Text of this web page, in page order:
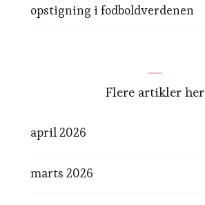
opstigning i fodboldverdenen
Flere artikler her
april 2026
marts 2026